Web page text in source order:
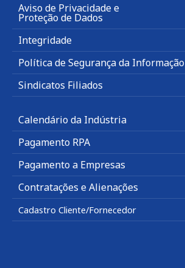
Aviso de Privacidade e
Proteção de Dados
Integridade
Política de Segurança da Informação
Sindicatos Filiados
Calendário da Indústria
Pagamento RPA
Pagamento a Empresas
Contratações e Alienações
Cadastro Cliente/Fornecedor